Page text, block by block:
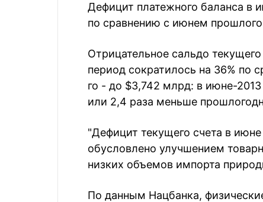
Дефицит платежного баланса в
по сравнению с июнем
Отрицательное сальдо
период сократилось на 36% по
го - до $3,742 млрд: в июне-
или 2,4 раза меньше
"Дефицит текущего счета в
обусловлено улучшением
низких объемов импорта
По данным Нацбанка,